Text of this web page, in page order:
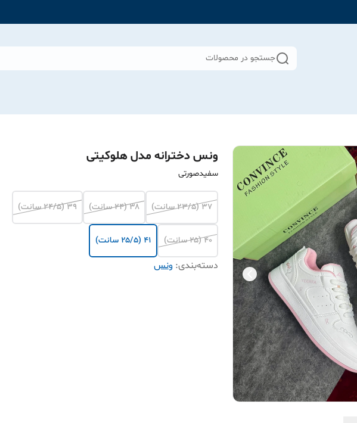
جستجو در محصولات
ونس دخترانه مدل هلوکیتی
سفیدصورتی
۳۷ (۲۳/۵ سانت) ۳۸ (۲۴ سانت) ۳۹ (۲۴/۵ سانت)
۴۰ (۲۵ سانت) ۴۱ (۲۵/۵ سانت)
دسته‌بندی: ونس